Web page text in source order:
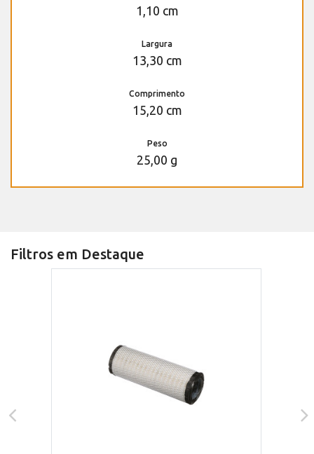
1,10 cm
Largura
13,30 cm
Comprimento
15,20 cm
Peso
25,00 g
Filtros em Destaque